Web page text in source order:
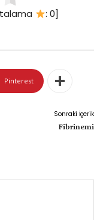
: 0]
Pinterest
Sonraki İçerik
Fibrinemi